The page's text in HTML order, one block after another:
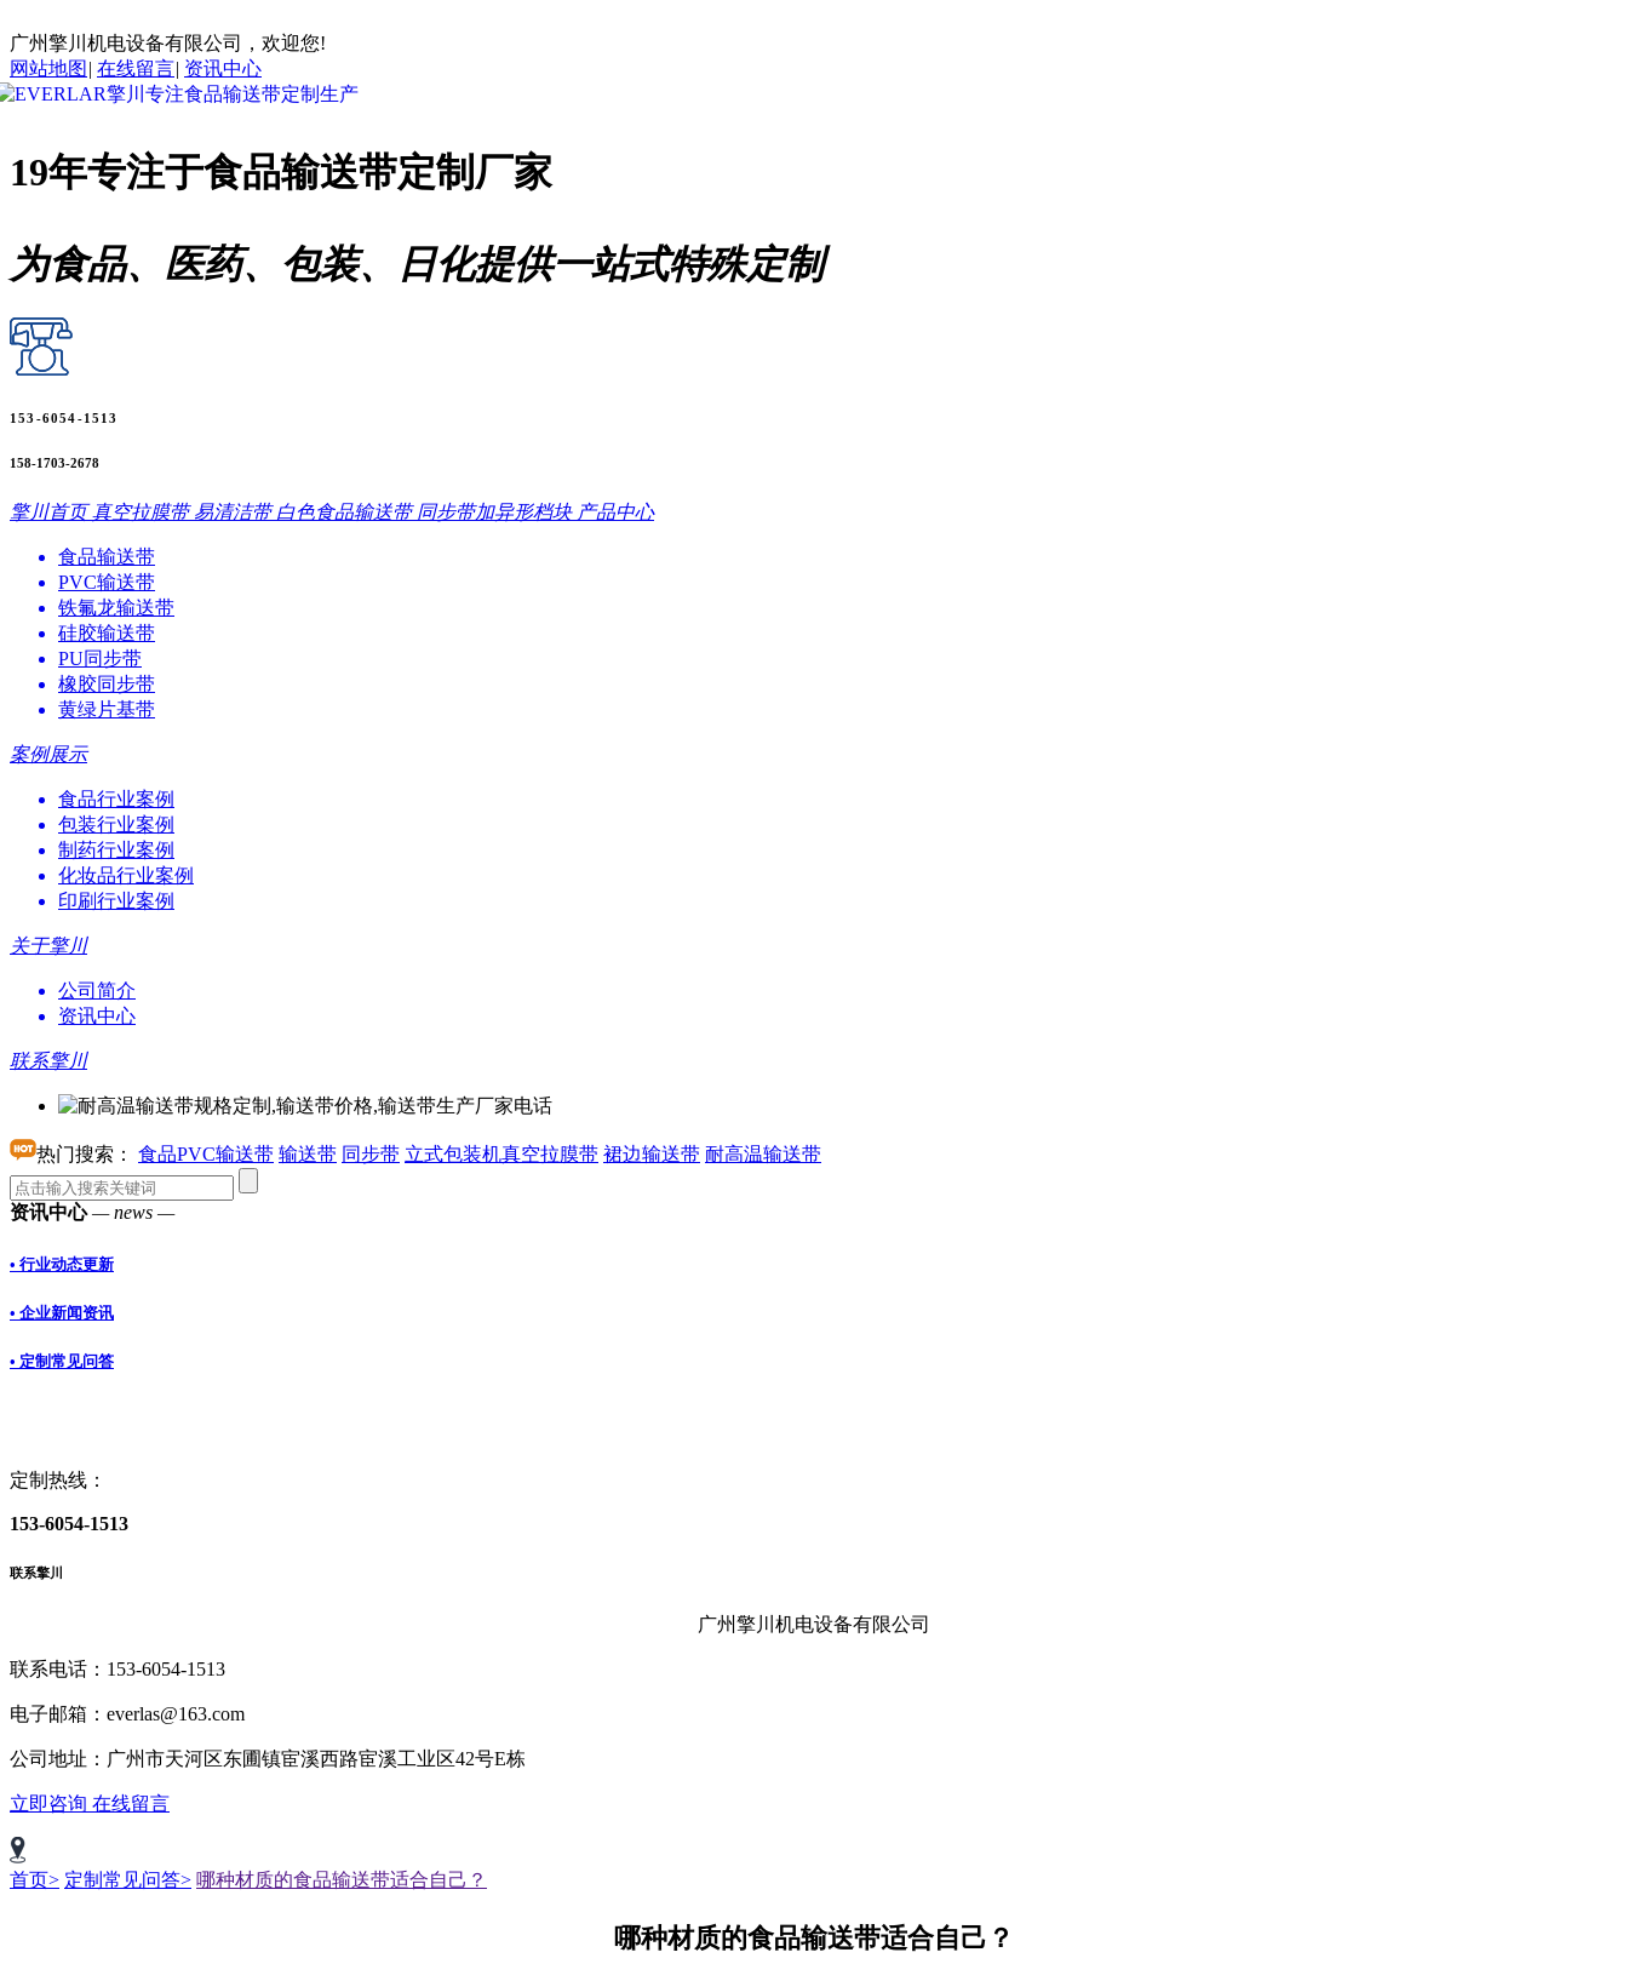
广州擎川机电设备有限公司，欢迎您!
网站地图 | 在线留言| 资讯中心
19年专注于食品输送带定制厂家
为食品、医药、包装、日化提供一站式特殊定制
153-6054-1513
158-1703-2678
擎川首页 真空拉膜带 易清洁带 白色食品输送带 同步带加异形档块 产品中心
食品输送带
PVC输送带
铁氟龙输送带
硅胶输送带
PU同步带
橡胶同步带
黄绿片基带
案例展示
食品行业案例
包装行业案例
制药行业案例
化妆品行业案例
印刷行业案例
关于擎川
公司简介
资讯中心
联系擎川
热门搜索： 食品PVC输送带 输送带 同步带 立式包装机真空拉膜带 裙边输送带 耐高温输送带
资讯中心— news —
• 行业动态更新
• 企业新闻资讯
• 定制常见问答
定制热线：
153-6054-1513
联系擎川
广州擎川机电设备有限公司
联系电话：153-6054-1513
电子邮箱：everlas@163.com
公司地址：广州市天河区东圃镇宦溪西路宦溪工业区42号E栋
立即咨询 在线留言
首页> 定制常见问答> 哪种材质的食品输送带适合自己？
哪种材质的食品输送带适合自己？